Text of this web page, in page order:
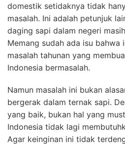
domestik setidaknya tidak
masalah. Ini adalah petunjuk
daging sapi dalam negeri
Memang sudah ada isu bahwa
masalah tahunan yang
Indonesia bermasalah.
Namun masalah ini bukan
bergerak dalam ternak sapi.
yang baik, bukan hal yang
Indonesia tidak lagi
Agar keinginan ini tidak